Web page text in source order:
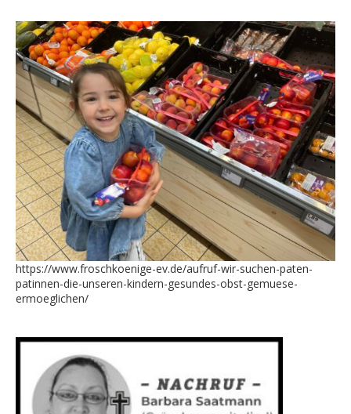
https://www.froschkoenige-ev.de/aufruf-wir-suchen-paten-
patinnen-die-unseren-kindern-gesundes-obst-gemuese-
ermoeglichen/